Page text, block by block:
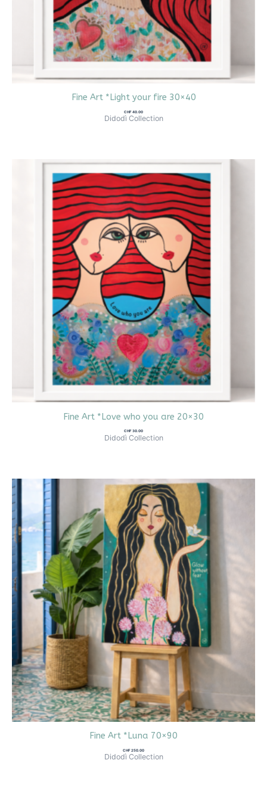
Fine Art *Light your fire 30×40
CHF 40.00
Didodì Collection
Fine Art *Love who you are 20×30
CHF 30.00
Didodì Collection
Fine Art *Luna 70×90
CHF 250.00
Didodì Collection